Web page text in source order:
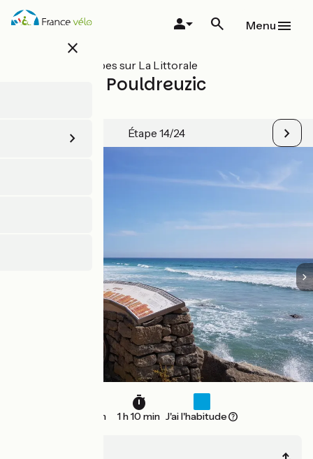
Aller
au
close
Menu
Toutes les étapes sur La Littorale
Audierne / Pouldreuzic
Étape 14/24
18 km 1 h 10 min J'ai l'habitude